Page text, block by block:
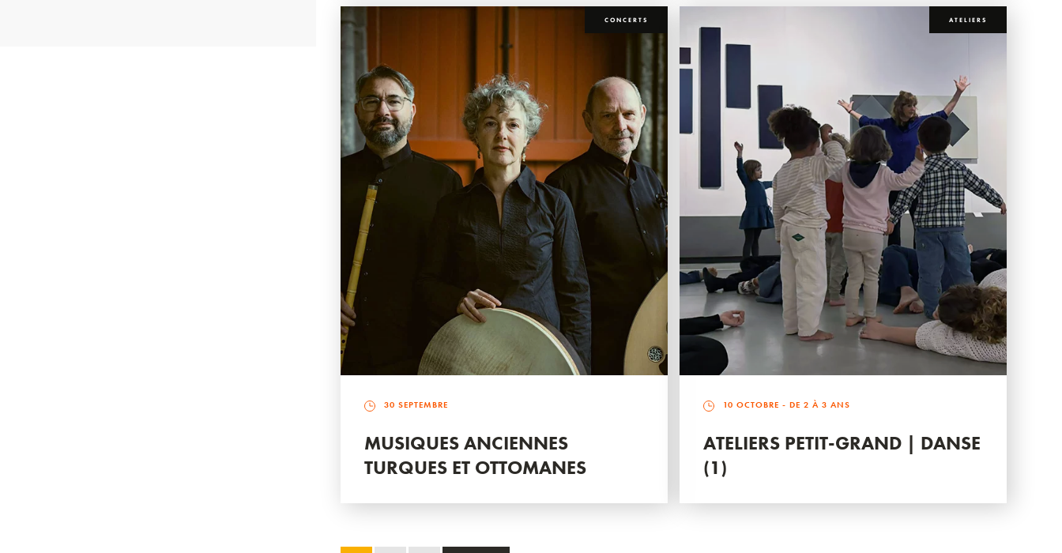
CONCERTS
30 SEPTEMBRE
MUSIQUES ANCIENNES
TURQUES ET OTTOMANES
ATELIERS
10 OCTOBRE - DE 2 À 3 ANS
ATELIERS PETIT-GRAND | DANSE
(1)